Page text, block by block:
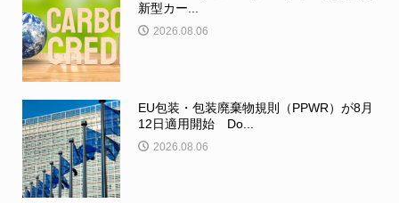
新型カー...
2026.08.06
EU包装・包装廃棄物規則（PPWR）が8月
12日適用開始 Do...
2026.08.06